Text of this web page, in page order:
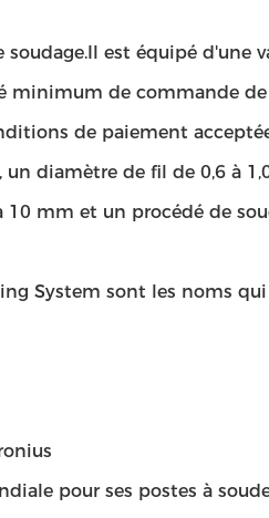
est équipé d'une
minimum de commande de
de paiement
diamètre de fil de 0,6 à
10 mm et un procédé de
System sont les noms qui
pour ses postes à